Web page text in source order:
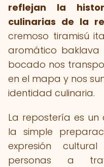
reflejan la
culinarias de la
cremoso tiramisú
aromático baklava
bocado nos
en el mapa y nos
identidad culinaria.
La repostería es
la simple
expresión
personas a